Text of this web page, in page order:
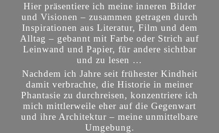
Hier präsentiere ich meine inneren Bilder
und Visionen – zusammen getragen durch
Inspirationen aus Literatur, Film und dem
Alltag – gebannt mit Farbe oder Strich auf
Leinwand und Papier, für andere sichtbar
und zu lesen …
Nachdem ich Jahre seit frühester Kindheit
damit verbrachte, die Historie in meiner
Phantasie zu durchreisen, konzentriere ich
mich mittlerweile eher auf die Gegenwart
und ihre Architektur – meine unmittelbare
Umgebung.